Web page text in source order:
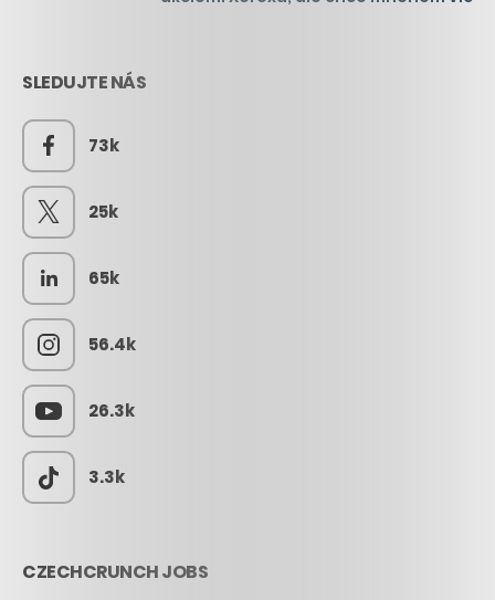
SLEDUJTE NÁS
73k
25k
65k
56.4k
26.3k
3.3k
CZECHCRUNCH JOBS